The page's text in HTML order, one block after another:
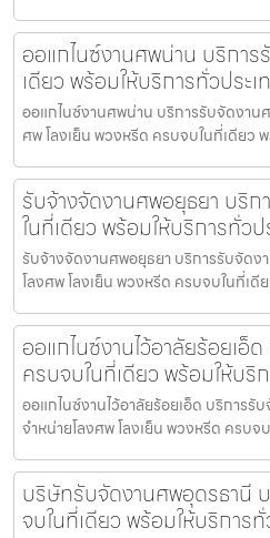
ออแกไนซ์งานศพน่าน บริกา
เดียว พร้อมให้บริการทั่วประเ
ออแกไนซ์งานศพน่าน บริการรับจัดงาน
ศพ โลงเย็น พวงหรีด ครบจบในที่เดียว
รับจ้างจัดงานศพอยุธยา บริ
ในที่เดียว พร้อมให้บริการทั่วป
รับจ้างจัดงานศพอยุธยา บริการรับจัด
โลงศพ โลงเย็น พวงหรีด ครบจบในที่เดี
ออแกไนซ์งานไว้อาลัยร้อยเ
ครบจบในที่เดียว พร้อมให้บริ
ออแกไนซ์งานไว้อาลัยร้อยเอ็ด บริการ
จำหน่ายโลงศพ โลงเย็น พวงหรีด ครบจ
บริษัทรับจัดงานศพอุดรธานี
จบในที่เดียว พร้อมให้บริการ